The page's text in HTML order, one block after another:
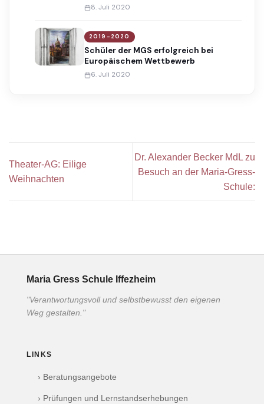
8. Juli 2020
2019-2020
Schüler der MGS erfolgreich bei
Europäischem Wettbewerb
6. Juli 2020
Theater-AG: Eilige
Weihnachten
Dr. Alexander Becker MdL zu
Besuch an der Maria-Gress-
Schule:
Maria Gress Schule Iffezheim
"Verantwortungsvoll und selbstbewusst den eigenen
Weg gestalten."
LINKS
› Beratungsangebote
› Prüfungen und Lernstandserhebungen